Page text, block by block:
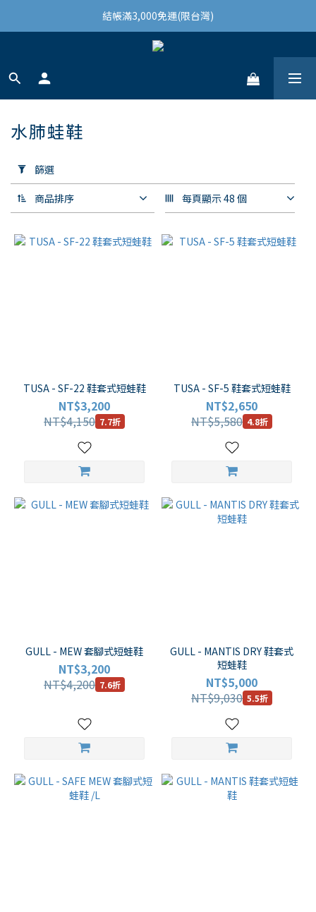
結帳滿3,000免運(限台灣)
結帳滿3,000免運(限台灣)
註冊會員領100購物金
用
篩
選
價格
牌
GULL
(1)
水肺蛙鞋
篩選
商品排序 每頁顯示 48 個
TUSA - SF-22 鞋套式短蛙鞋
NT$3,200
NT$4,150 7.7折
TUSA - SF-5 鞋套式短蛙鞋
NT$2,650
NT$5,580 4.8折
GULL - MEW 套腳式短蛙鞋
NT$3,200
NT$4,200 7.6折
GULL - MANTIS DRY 鞋套式
短蛙鞋
NT$5,000
NT$9,030 5.5折